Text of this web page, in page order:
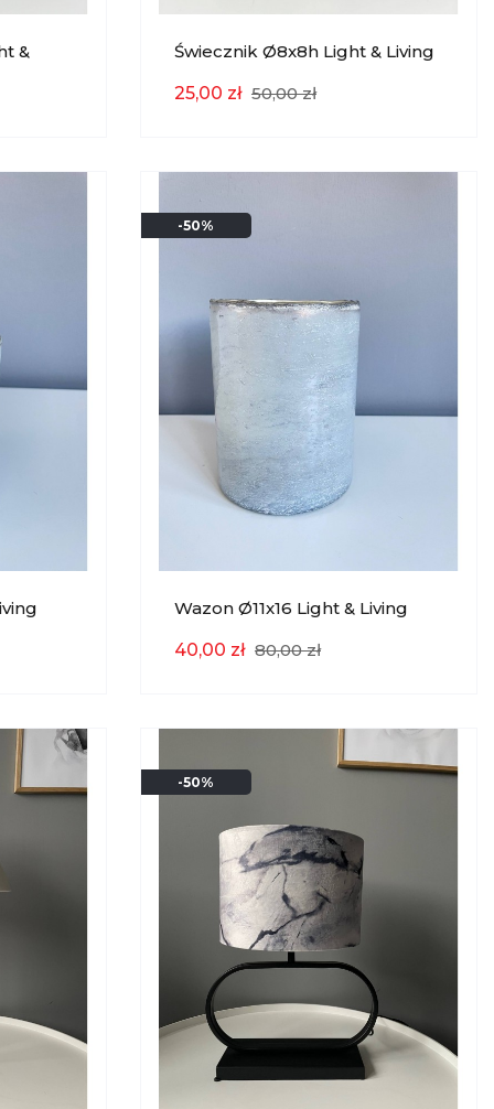
&
Świecznik Ø8x8h Light & Living
25,00 zł 50,00 zł
-50%
Wazon Ø11x16 Light & Living
40,00 zł 80,00 zł
-50%